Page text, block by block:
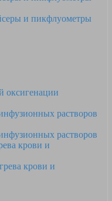
и пикфлуометры
оксигенации
растворов
растворов
крови и
крови и